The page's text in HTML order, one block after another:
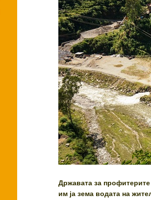
Државата за профитерите
им ја зема водата на